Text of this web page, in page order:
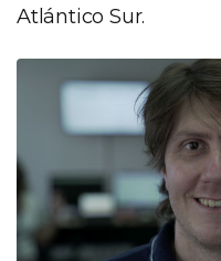
Atlántico Sur.